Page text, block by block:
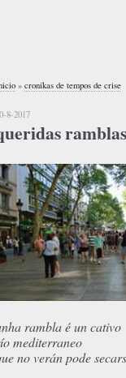
» cronikas de tempos de crise
8-2017
ramblas
rambla é un cativo
mediterraneo
no verán pode